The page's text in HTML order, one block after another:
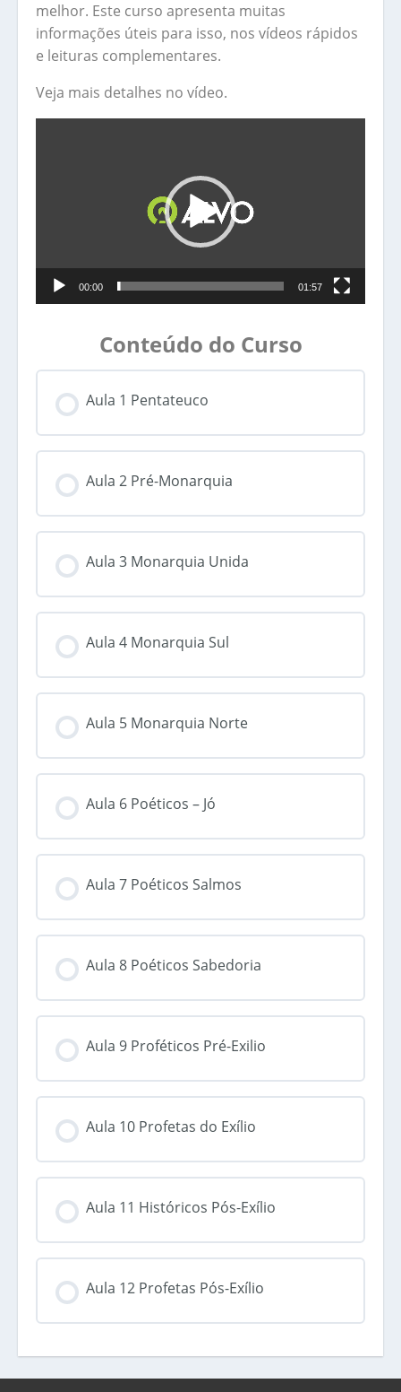
melhor. Este curso apresenta muitas
informações úteis para isso, nos vídeos rápidos
e leituras complementares.
Veja mais detalhes no vídeo.
00:00 01:57
Conteúdo do Curso
Aula 1 Pentateuco
Aula 2 Pré-Monarquia
Aula 3 Monarquia Unida
Aula 4 Monarquia Sul
Aula 5 Monarquia Norte
Aula 6 Poéticos – Jó
Aula 7 Poéticos Salmos
Aula 8 Poéticos Sabedoria
Aula 9 Proféticos Pré-Exilio
Aula 10 Profetas do Exílio
Aula 11 Históricos Pós-Exílio
Aula 12 Profetas Pós-Exílio